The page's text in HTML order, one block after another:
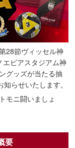
28節ヴィッセル神
ビアスタジアム神
グッズが当たる抽
らせいたします。
モニ闘いましょ
要